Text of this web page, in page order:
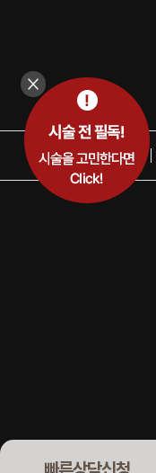
개인정보취급방침